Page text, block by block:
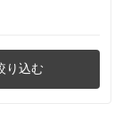
り込む